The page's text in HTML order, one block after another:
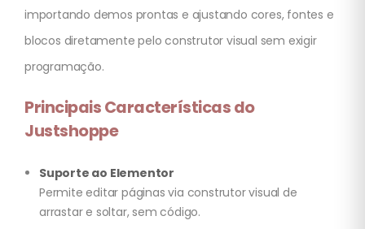
importando demos prontas e ajustando cores, fontes e
blocos diretamente pelo construtor visual sem exigir
programação.
Principais Características do
Justshoppe
Suporte ao Elementor
Permite editar páginas via construtor visual de
arrastar e soltar, sem código.